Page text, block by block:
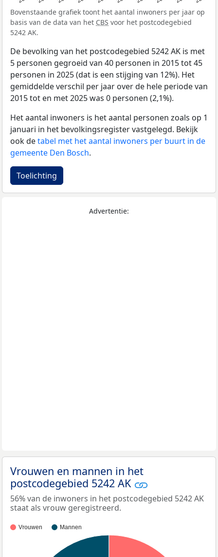
Bovenstaande grafiek toont het aantal inwoners per jaar op
basis van de data van het CBS voor het postcodegebied
5242 AK.
De bevolking van het postcodegebied 5242 AK is met
5 personen gegroeid van 40 personen in 2015 tot 45
personen in 2025 (dat is een stijging van 12%). Het
gemiddelde verschil per jaar over de hele periode van
2015 tot en met 2025 was 0 personen (2,1%).
Het aantal inwoners is het aantal personen zoals op 1
januari in het bevolkingsregister vastgelegd. Bekijk
ook detabel met het aantal inwoners per buurt in de
gemeente Den Bosch.
Toelichting
Advertentie:
Vrouwen en mannen in het
postcodegebied 5242 AK
56% van de inwoners in het postcodegebied 5242 AK
staat als vrouw geregistreerd.
Vrouwen Mannen